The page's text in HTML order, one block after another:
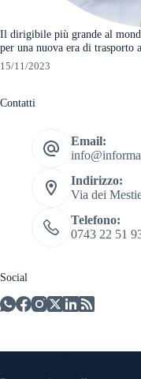
Il dirigibile più grande al
per una nuova era di trasporto
15/11/2023
Contatti
Email:
Indirizzo:
Via dei
Telefono:
0743 22 51
Social